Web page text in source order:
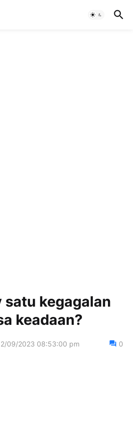
satu kegagalan
keadaan?
09/2023 08:53:00 pm 0